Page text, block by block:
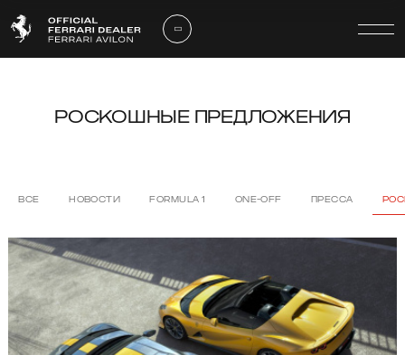
РОСКОШНЫЕ ПРЕДЛОЖЕНИЯ
ВСЕ НОВОСТИ FORMULA 1 ONE-OFF ПРЕССА